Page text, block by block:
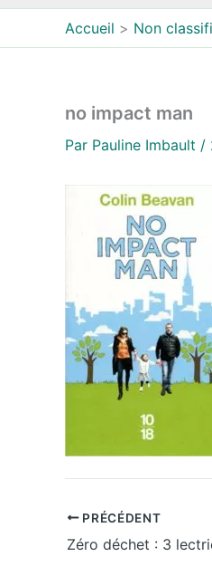
Accueil Non
no impact man
Par Pauline Imbault /
PRÉCÉDENT
Zéro déchet : 3